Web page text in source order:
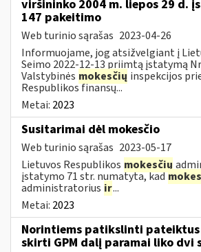
viršininko 2004 m. liepos 29 d.
147 pakeitimo
Web turinio sąrašas 2023-04-26
Informuojame, jog atsižvelgiant į
Seimo 2022-12-13 priimtą įstatymą
Valstybinės mokesčių inspekcijos
Respublikos finansų...
Metai: 2023
Susitarimai dėl mokesčio
Web turinio sąrašas 2023-05-17
Lietuvos Respublikos mokesčių
įstatymo 71 str. numatyta, kad
administratorius ir...
Metai: 2023
Norintiems patikslinti pateiktus
skirti GPM dalį paramai liko dvi